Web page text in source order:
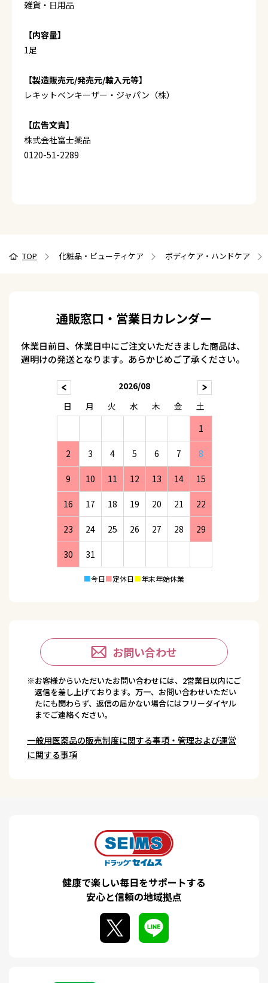
雑貨・日用品
【内容量】
1足
【製造販売元/発売元/輸入元等】
レキットベンキーザー・ジャパン（株）
【広告文責】
株式会社富士薬品
0120-51-2289
TOP 化粧品・ビューティケア ボディケア・ハンドケア
通販窓口・営業日カレンダー
休業日前日、休業日中にご注文いただきました商品は、
週明けの発送となります。あらかじめご了承ください。
2026/08
日
月 火 水 木 金
土
1
2 3 4 5 6 7 8
9 10 11 12 13 14 15
16 17 18 19 20 21 22
23 24 25 26 27 28 29
30 31
■今日■定休日■年末年始休業
お問い合わせ
※お客様からいただいたお問い合わせには、2営業日以内にご
返信を差し上げております。万一、お問い合わせいただい
たにも関わらず、返信の届かない場合にはフリーダイヤル
までご連絡ください。
一般用医薬品の販売制度に関する事項・管理および運営
に関する事項
健康で楽しい毎日をサポートする
安心と信頼の地域拠点